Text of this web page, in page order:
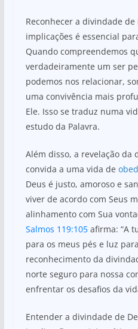
Reconhecer a divindade
implicações é essencial
Quando compreendemos
verdadeiramente um ser
podemos nos relacionar,
uma convivência mais
Ele. Isso se traduz numa
estudo da Palavra.
Além disso, a revelação da
convida a uma vida de
Deus é justo, amoroso e
viver de acordo com Seus
alinhamento com Sua
Salmos 119:105afirma: “A
para os meus pés e luz
reconhecimento da
norte seguro para nossa
enfrentar os desafios da
Entender a divindade de